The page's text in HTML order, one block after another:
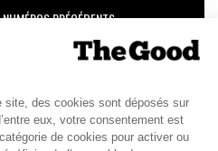
PRÉCÉDENTS
:
digitale